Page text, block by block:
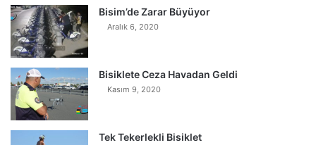
Bisim’de Zarar Büyüyor
Aralık 6, 2020
Bisiklete Ceza Havadan Geldi
Kasım 9, 2020
Tek Tekerlekli Bisiklet